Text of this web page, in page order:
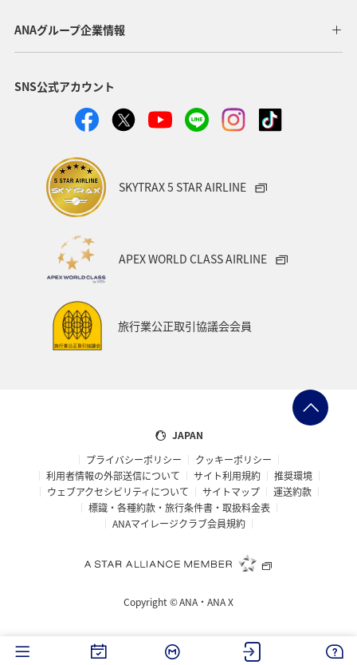
ANAグループ企業情報
SNS公式アカウント
SKYTRAX 5 STAR AIRLINE
APEX WORLD CLASS AIRLINE
旅行業公正取引協議会会員
JAPAN
プライバシーポリシー
クッキーポリシー
利用者情報の外部送信について
サイト利用規約
推奨環境
ウェブアクセシビリティについて
サイトマップ
運送約款
標識・各種約款・旅行条件書・取扱料金表
ANAマイレージクラブ会員規約
Copyright ©ANA・ANA X